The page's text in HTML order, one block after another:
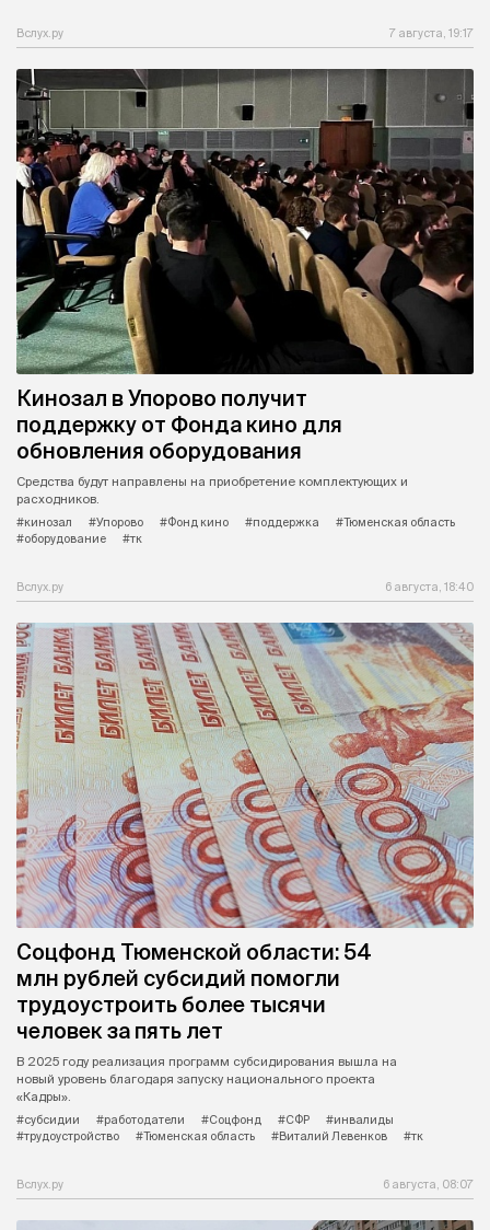
Вслух.ру 7 августа, 19:17
Кинозал в Упорово получит
поддержку от Фонда кино для
обновления оборудования
Средства будут направлены на приобретение комплектующих и
расходников.
#кинозал
#Упорово #Фонд кино #поддержка
#Тюменская область
#оборудование
#тк
Вслух.ру 6 августа, 18:40
Соцфонд Тюменской области: 54
млн рублей субсидий помогли
трудоустроить более тысячи
человек за пять лет
В 2025 году реализация программ субсидирования вышла на
новый уровень благодаря запуску национального проекта
«Кадры».
#субсидии
#работодатели #Соцфонд #СФР
#инвалиды
#трудоустройство
#Тюменская область #Виталий Левенков #тк
Вслух.ру 6 августа, 08:07